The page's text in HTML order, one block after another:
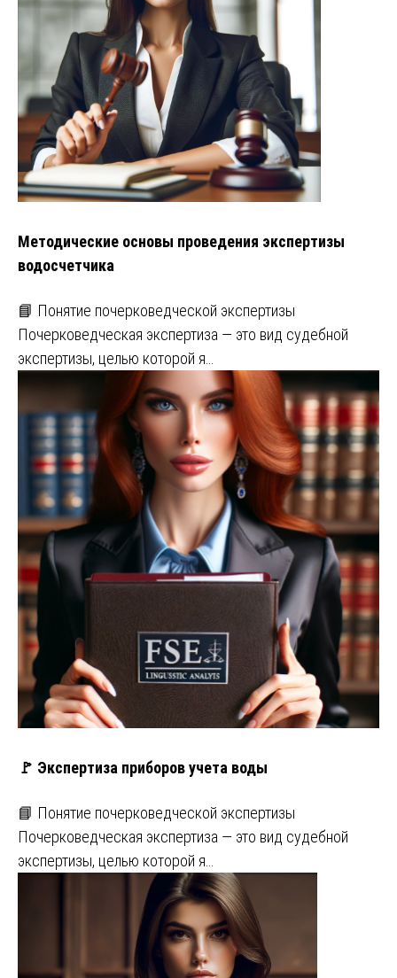
Методические основы проведения экспертизы
водосчетчика
📘 Понятие почерковедческой экспертизы
Почерковедческая экспертиза — это вид судебной
экспертизы, целью которой я…
🚩 Экспертиза приборов учета воды
📘 Понятие почерковедческой экспертизы
Почерковедческая экспертиза — это вид судебной
экспертизы, целью которой я…